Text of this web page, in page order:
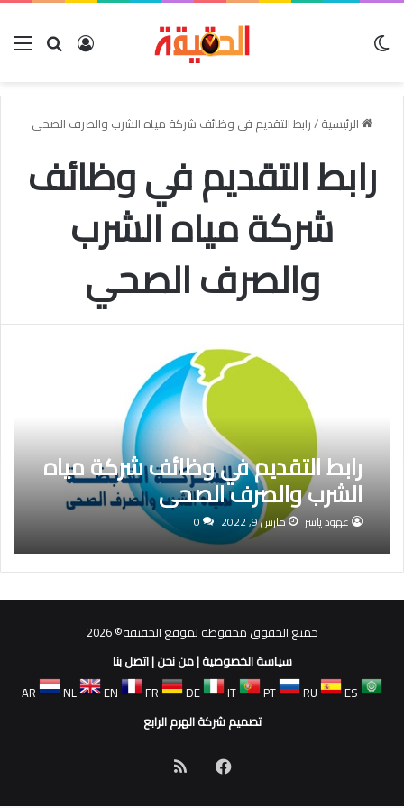
بحث عنتسجيل
الرئيسية/رابط التقديم في وظائف شركة مياه الشرب والصرف الصحي
رابط التقديم في وظائف
شركة مياه الشرب
والصرف الصحي
رابط التقديم في وظائف شركة مياه
الشرب والصرف الصحي
عهود ياسر مارس 9, 2022 0
جميع الحقوق محفوظة لموقع الحقيقة© 2026
سياسة الخصوصية|من نحن|اتصل بنا
AR
NL EN FR DE IT PT RU
ES
تصميم شركة الهرم الرابع
فيسبوك